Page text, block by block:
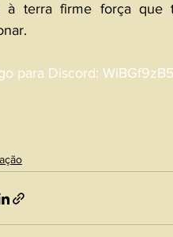
à terra firme força que
para Discord: